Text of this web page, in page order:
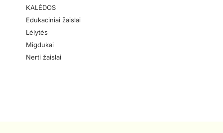
KALĖDOS
Edukaciniai žaislai
Lėlytės
Migdukai
Nerti žaislai